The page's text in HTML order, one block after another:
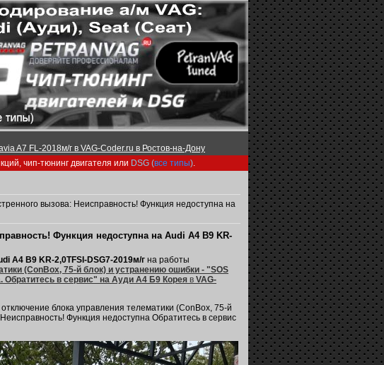
A7 FL-2018м/г в VAG-Coder.ru в Ростов-на-Дону
чип-тюнинг двигателя или DSG (все типы).
вызова: Неисправность! Функция недоступна на
Функция недоступна на Audi A4 B9 KR-
A4 B9 KR-2,0TFSI-DSG7-2019м/г на работы
(ConBox, 75-й блок) и устранению ошибки - "SOS
Обратитесь в сервис" на Ауди А4 Б9 Корея в VAG-
блока управления телематики (ConBox, 75-й
Функция недоступна Обратитесь в сервис